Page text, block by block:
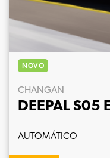
NOVO
CHANGAN
DEEPAL S05
AUTOMÁTICO